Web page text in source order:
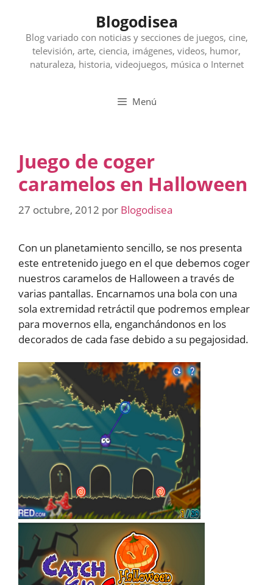
contenido
Blogodisea
Blog variado con noticias y secciones de juegos, cine,
televisión, arte, ciencia, imágenes, videos, humor,
naturaleza, historia, videojuegos, música o Internet
Menú
Juego de coger
caramelos en Halloween
27 octubre, 2012 por Blogodisea
Con un planetamiento sencillo, se nos presenta
este entretenido juego en el que debemos coger
nuestros caramelos de Halloween a través de
varias pantallas. Encarnamos una bola con una
sola extremidad retráctil que podremos emplear
para movernos ella, enganchándonos en los
decorados de cada fase debido a su pegajosidad.